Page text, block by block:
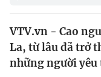
Y tế
Giáo dục
VTV.vn - Cao
La, từ lâu đã trở
những người